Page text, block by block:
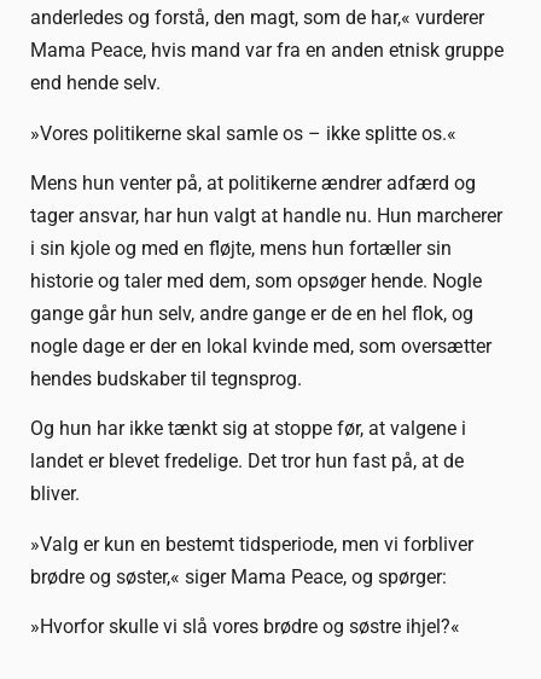
anderledes og forstå, den magt, som de har,« vurderer
Mama Peace, hvis mand var fra en anden etnisk gruppe
end hende selv.
»Vores politikerne skal samle os – ikke splitte os.«
Mens hun venter på, at politikerne ændrer adfærd og
tager ansvar, har hun valgt at handle nu. Hun marcherer
i sin kjole og med en fløjte, mens hun fortæller sin
historie og taler med dem, som opsøger hende. Nogle
gange går hun selv, andre gange er de en hel flok, og
nogle dage er der en lokal kvinde med, som oversætter
hendes budskaber til tegnsprog.
Og hun har ikke tænkt sig at stoppe før, at valgene i
landet er blevet fredelige. Det tror hun fast på, at de
bliver.
»Valg er kun en bestemt tidsperiode, men vi forbliver
brødre og søster,« siger Mama Peace, og spørger:
»Hvorfor skulle vi slå vores brødre og søstre ihjel?«